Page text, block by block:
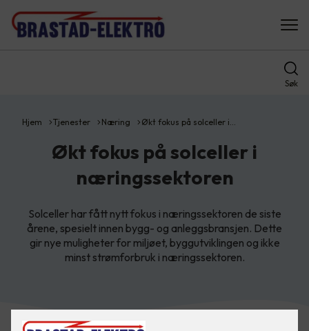
Søk
Hjem Tjenester Næring Økt fokus på solceller i…
Økt fokus på solceller i
næringssektoren
Solceller har fått nytt fokus i næringssektoren de siste
årene, spesielt innen bygg- og anleggsbransjen. Dette
gir nye muligheter for miljøet, byggutviklingen og ikke
minst strømforbruk i næringssektoren.